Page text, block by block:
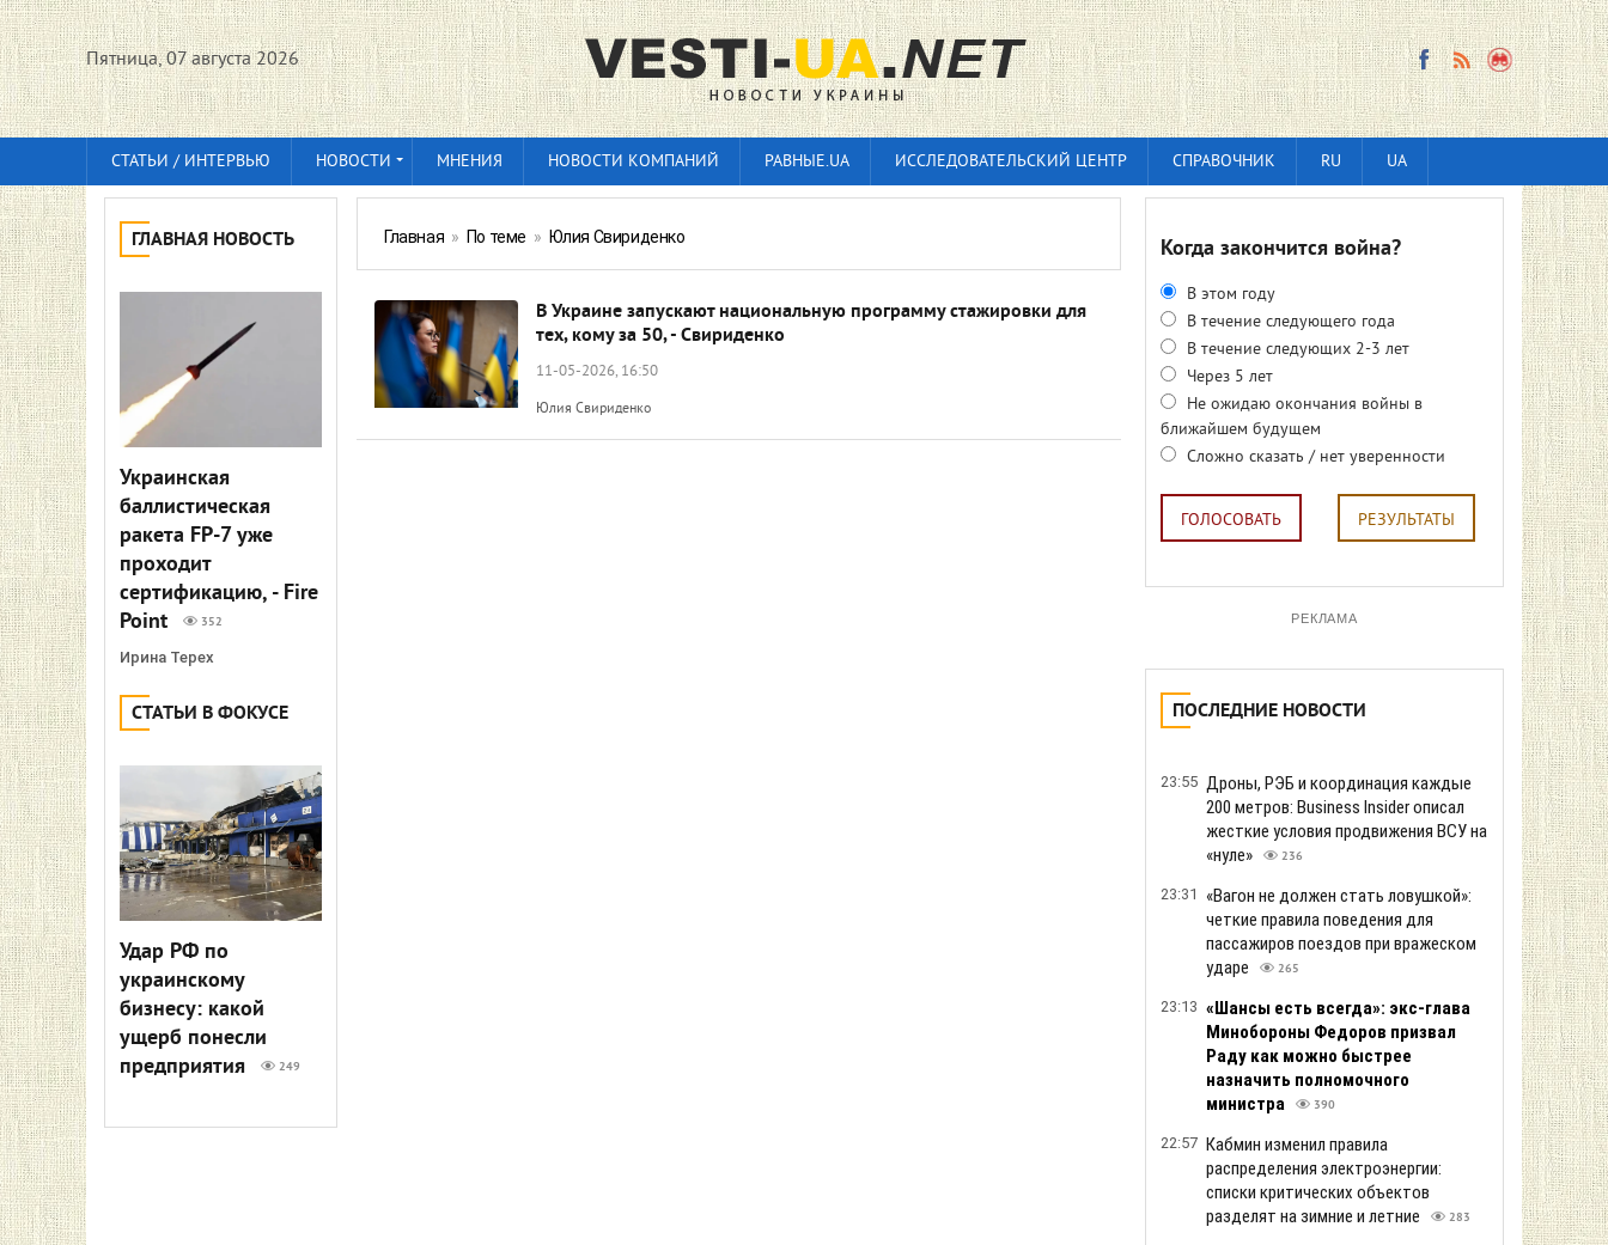
Пятница, 07 августа 2026
СТАТЬИ / ИНТЕРВЬЮ НОВОСТИ МНЕНИЯ НОВОСТИ КОМПАНИЙ РАВНЫЕ.UA ИССЛЕДОВАТЕЛЬСКИЙ ЦЕНТР СПРАВОЧНИК RU UA
ГЛАВНАЯ НОВОСТЬ
Украинская
баллистическая
ракета FP-7 уже
проходит
сертификацию, - Fire
Point
352
Ирина Терех
СТАТЬИ В ФОКУСЕ
Удар РФ по
украинскому
бизнесу: какой
ущерб понесли
предприятия
249
Главная » По теме » Юлия Свириденко
В Украине запускают национальную программу стажировки для
тех, кому за 50, - Свириденко
11-05-2026, 16:50
Юлия Свириденко
Когда закончится война?
В этом году
В течение следующего года
В течение следующих 2-3 лет
Через 5 лет
Не ожидаю окончания войны в
ближайшем будущем
Сложно сказать / нет уверенности
ГОЛОСОВАТЬ РЕЗУЛЬТАТЫ
РЕКЛАМА
ПОСЛЕДНИЕ НОВОСТИ
23:55 Дроны, РЭБ и координация каждые
200 метров: Business Insider описал
жесткие условия продвижения ВСУ на
«нуле»
236
23:31
«Вагон не должен стать ловушкой»:
четкие правила поведения для
пассажиров поездов при вражеском
ударе
265
23:13 «Шансы есть всегда»: экс-глава
Минобороны Федоров призвал
Раду как можно быстрее
назначить полномочного
министра
390
22:57 Кабмин изменил правила
распределения электроэнергии:
списки критических объектов
разделят на зимние и летние
283